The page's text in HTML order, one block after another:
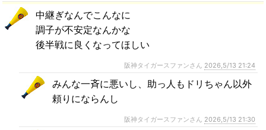
中継ぎなんでこんなに
調子が不安定なんかな
後半戦に良くなってほしい
阪神タイガースファンさん 2026,5/13 21:24
みんな一斉に悪いし、助っ人もドリちゃん以外
頼りにならんし
阪神タイガースファンさん 2026,5/13 21:30